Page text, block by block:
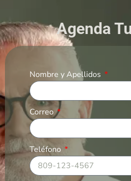
Agenda
Nombre y Apellidos
Correo
Teléfono